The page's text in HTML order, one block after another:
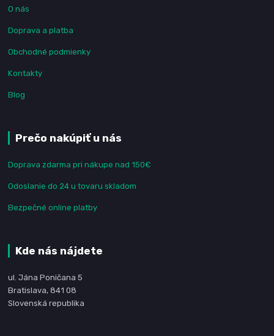
O nás
Doprava a platba
Obchodné podmienky
Kontakty
Blog
Prečo nakúpiť u nás
Doprava zdarma pri nákupe nad 150€
Odoslanie do 24 u tovaru skladom
Bezpečné online platby
Kde nás nájdete
ul. Jána Poničana 5
Bratislava, 841 08
Slovenská republika